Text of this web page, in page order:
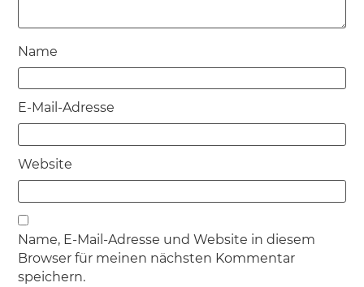
Name
E-Mail-Adresse
Website
Name, E-Mail-Adresse und Website in diesem
Browser für meinen nächsten Kommentar
speichern.